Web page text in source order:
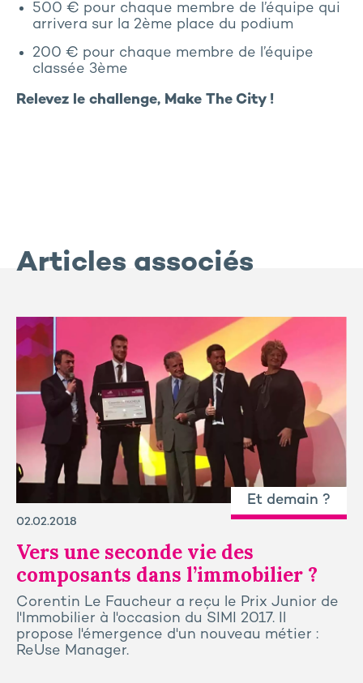
500 € pour chaque membre de l’équipe qui
arrivera sur la 2ème place du podium
200 € pour chaque membre de l’équipe
classée 3ème
Relevez le challenge, Make The City !
Articles associés
Et demain ?
02.02.2018
Vers une seconde vie des
composants dans l’immobilier ?
Corentin Le Faucheur a reçu le Prix Junior de
l'Immobilier à l'occasion du SIMI 2017. Il
propose l'émergence d'un nouveau métier :
ReUse Manager.